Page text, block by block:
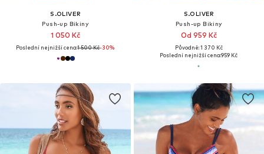
S.OLIVER
Push-up Bikiny
1 050 Kč
Poslední nejnižší cena:1 500 Kč-30%
S.OLIVER
Push-up Bikiny
Od 959 Kč
Původně: 1 370 Kč
Poslední nejnižší cena:959 Kč